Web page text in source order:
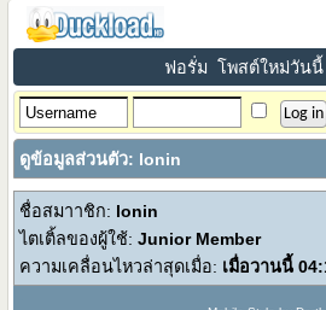
ฟอรั่ม โพสต์ใหม่วันนี้
ดูข้อมูลส่วนตัว: lonin
ชื่อสมาาชิก: lonin
ไตเติ้ลของผู้ใช้:Junior Member
ความเคลื่อนไหวล่าสุดเมื่อ: เมื่อวานนี้